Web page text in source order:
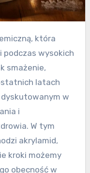
podczas wysokich
smażenie,
latach
w
i
W tym
akrylamid,
kroki możemy
obecność w